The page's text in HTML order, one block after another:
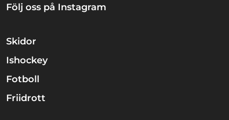
Följ oss på Instagram
Skidor
Ishockey
Fotboll
Friidrott